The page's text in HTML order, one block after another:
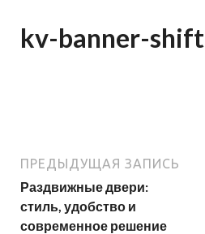
kv-banner-shift
ПРЕДЫДУЩАЯ ЗАПИСЬ
Раздвижные двери:
стиль, удобство и
современное решение